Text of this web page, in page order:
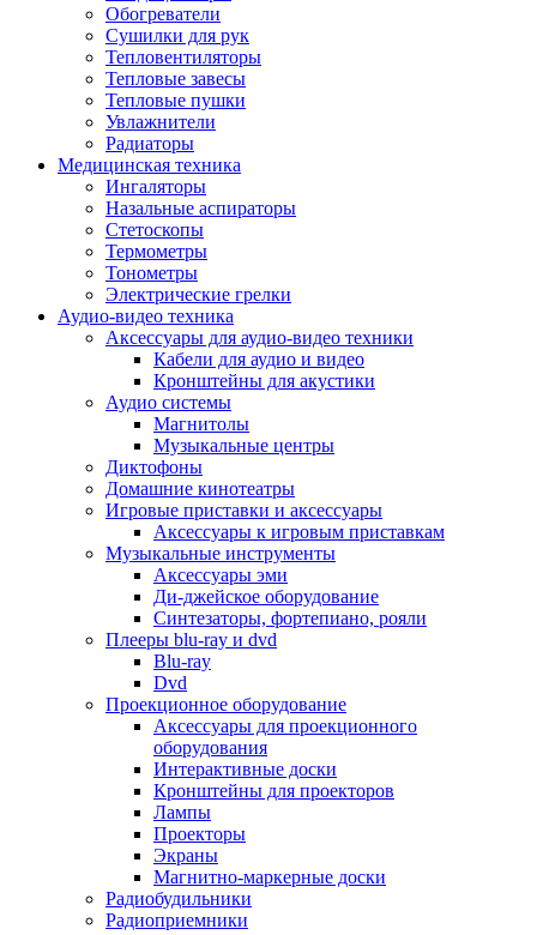
Плееры и аксессуары
Плееры
Фото и видеокамеры
Фотоаппараты
Зеркальные фотоаппараты
Экшн-камеры
Аксессуары для фото- видео техники
Штативы
Чехлы и сумки
Другое
Фоторамки
Аксессуары
Для воздухоочистителей и
Для вытяжек
Для климатической техники
Для кофейного оборудования
Для крупной бытовой техники
Для кухонной техники
Для медицинского оборудования
Для микроволновок
Для пылесосов
Для техники по уходу за одеждой
Для техники по уходу за собой
Для фильтров воды
Дополнительные принадлежности
Телевизоры и аксессуары
Телевизоры
Аксессуары для телевизоров
Комплекты спутникового тв
Кронштейны и подставки для тв
Приставки smart box
Прочие аксессуары для тв
Пульты ду
Тв антенны
Цифровые тв ресиверы
Профессиональные панели
Смартфоны и планшеты
Обогреватели
Сушилки для рук
Тепловентиляторы
Тепловые завесы
Тепловые пушки
Увлажнители
Радиаторы
Медицинская техника
Ингаляторы
Назальные аспираторы
Стетоскопы
Термометры
Тонометры
Электрические грелки
Аудио-видео техника
Аксессуары для аудио-видео техники
Кабели для аудио и видео
Кронштейны для акустики
Аудио системы
Магнитолы
Музыкальные центры
Диктофоны
Домашние кинотеатры
Игровые приставки и аксессуары
Аксессуары к игровым приставкам
Музыкальные инструменты
Аксессуары эми
Ди-джейское оборудование
Синтезаторы, фортепиано, рояли
Плееры blu-ray и dvd
Blu-ray
Dvd
Проекционное оборудование
Аксессуары для проекционного
оборудования
Интерактивные доски
Кронштейны для проекторов
Лампы
Проекторы
Экраны
Магнитно-маркерные доски
Радиобудильники
Радиоприемники